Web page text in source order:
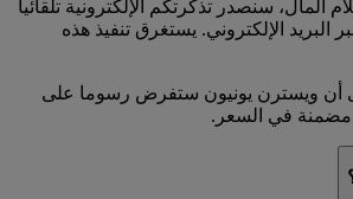
المال، سنصدر تذكرتكم الإلكترونية تلقائيا
البريد الإلكتروني. يستغرق تنفيذ هذه
أن ويسترن يونيون ستفرض رسوما على
مضمنة في السعر.